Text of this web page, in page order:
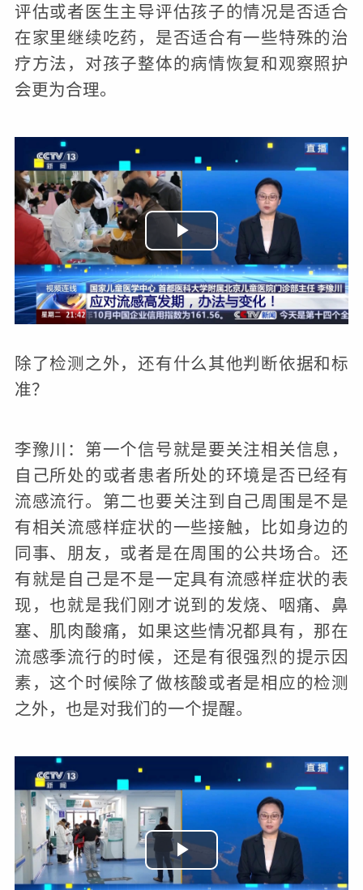
评估或者医生主导评估孩子的情况是否适合
在家里继续吃药，是否适合有一些特殊的治
疗方法，对孩子整体的病情恢复和观察照护
会更为合理。
播
放
视
频
除了检测之外，还有什么其他判断依据和标
准？
李豫川：第一个信号就是要关注相关信息，
自己所处的或者患者所处的环境是否已经有
流感流行。第二也要关注到自己周围是不是
有相关流感样症状的一些接触，比如身边的
同事、朋友，或者是在周围的公共场合。还
有就是自己是不是一定具有流感样症状的表
现，也就是我们刚才说到的发烧、咽痛、鼻
塞、肌肉酸痛，如果这些情况都具有，那在
流感季流行的时候，还是有很强烈的提示因
素，这个时候除了做核酸或者是相应的检测
之外，也是对我们的一个提醒。
播